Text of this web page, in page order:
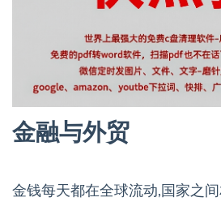
金融与外贸
金钱每天都在全球流动,国家之